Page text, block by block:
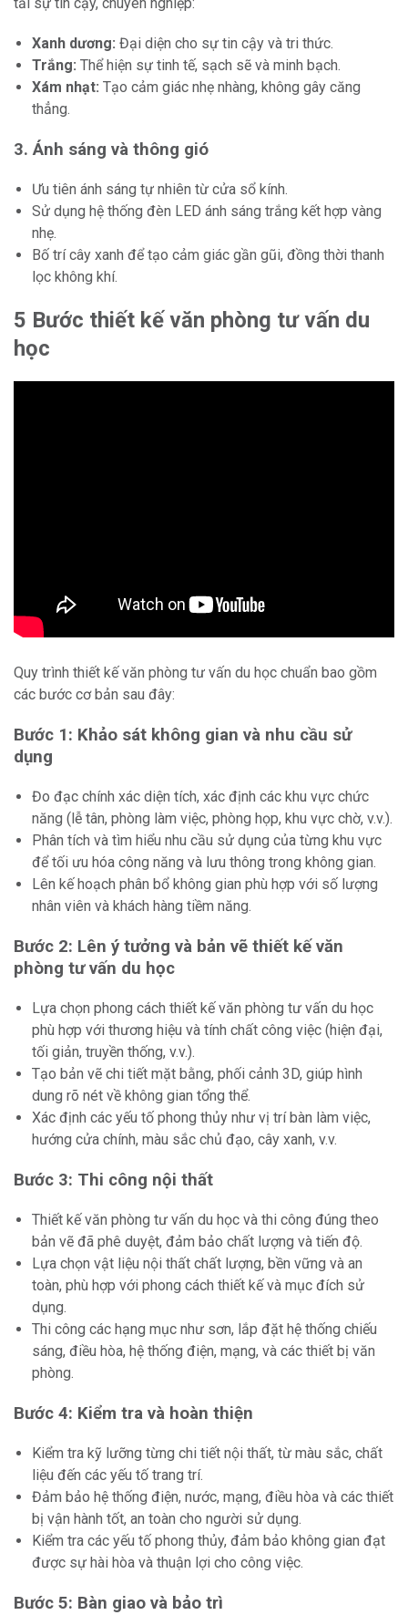
Xanh dương: Đại diện cho sự tin cậy và tri thức.
Trắng: Thể hiện sự tinh tế, sạch sẽ và minh bạch.
Xám nhạt: Tạo cảm giác nhẹ nhàng, không gây căng
thẳng.
3. Ánh sáng và thông gió
Ưu tiên ánh sáng tự nhiên từ cửa sổ kính.
Sử dụng hệ thống đèn LED ánh sáng trắng kết hợp vàng
nhẹ.
Bố trí cây xanh để tạo cảm giác gần gũi, đồng thời thanh
lọc không khí.
5 Bước thiết kế văn phòng tư vấn du
học
Quy trình thiết kế văn phòng tư vấn du học chuẩn bao gồm
các bước cơ bản sau đây:
Bước 1: Khảo sát không gian và nhu cầu sử
dụng
Đo đạc chính xác diện tích, xác định các khu vực chức
năng (lễ tân, phòng làm việc, phòng họp, khu vực chờ, v.v.).
Phân tích và tìm hiểu nhu cầu sử dụng của từng khu vực
để tối ưu hóa công năng và lưu thông trong không gian.
Lên kế hoạch phân bổ không gian phù hợp với số lượng
nhân viên và khách hàng tiềm năng.
Bước 2: Lên ý tưởng và bản vẽ thiết kế văn
phòng tư vấn du học
Lựa chọn phong cách thiết kế văn phòng tư vấn du học
phù hợp với thương hiệu và tính chất công việc (hiện đại,
tối giản, truyền thống, v.v.).
Tạo bản vẽ chi tiết mặt bằng, phối cảnh 3D, giúp hình
dung rõ nét về không gian tổng thể.
Xác định các yếu tố phong thủy như vị trí bàn làm việc,
hướng cửa chính, màu sắc chủ đạo, cây xanh, v.v.
Bước 3: Thi công nội thất
Thiết kế văn phòng tư vấn du học và thi công đúng theo
bản vẽ đã phê duyệt, đảm bảo chất lượng và tiến độ.
Lựa chọn vật liệu nội thất chất lượng, bền vững và an
toàn, phù hợp với phong cách thiết kế và mục đích sử
dụng.
Thi công các hạng mục như sơn, lắp đặt hệ thống chiếu
sáng, điều hòa, hệ thống điện, mạng, và các thiết bị văn
phòng.
Bước 4: Kiểm tra và hoàn thiện
Kiểm tra kỹ lưỡng từng chi tiết nội thất, từ màu sắc, chất
liệu đến các yếu tố trang trí.
Đảm bảo hệ thống điện, nước, mạng, điều hòa và các thiết
bị vận hành tốt, an toàn cho người sử dụng.
Kiểm tra các yếu tố phong thủy, đảm bảo không gian đạt
được sự hài hòa và thuận lợi cho công việc.
Bước 5: Bàn giao và bảo trì